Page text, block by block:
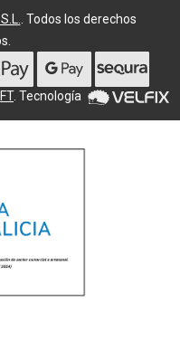
. Todos los derechos
. Tecnología